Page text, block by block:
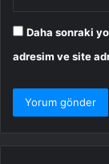
Daha sonraki
adresim ve site